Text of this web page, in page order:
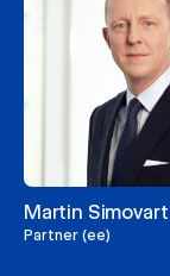
Martin Simovart
Partner (ee)